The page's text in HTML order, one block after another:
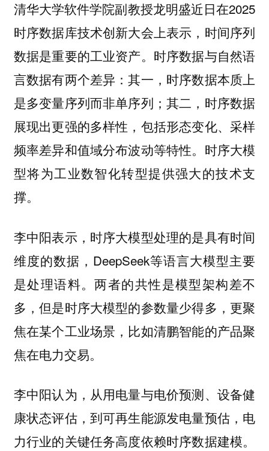
清华大学软件学院副教授龙明盛近日在2025
时序数据库技术创新大会上表示，时间序列
数据是重要的工业资产。时序数据与自然语
言数据有两个差异：其一，时序数据本质上
是多变量序列而非单序列；其二，时序数据
展现出更强的多样性，包括形态变化、采样
频率差异和值域分布波动等特性。时序大模
型将为工业数智化转型提供强大的技术支
撑。
李中阳表示，时序大模型处理的是具有时间
维度的数据，DeepSeek等语言大模型主要
是处理语料。两者的共性是模型架构差不
多，但是时序大模型的参数量少得多，更聚
焦在某个工业场景，比如清鹏智能的产品聚
焦在电力交易。
李中阳认为，从用电量与电价预测、设备健
康状态评估，到可再生能源发电量预估，电
力行业的关键任务高度依赖时序数据建模。